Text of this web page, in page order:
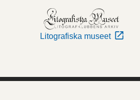
Litografiska museet